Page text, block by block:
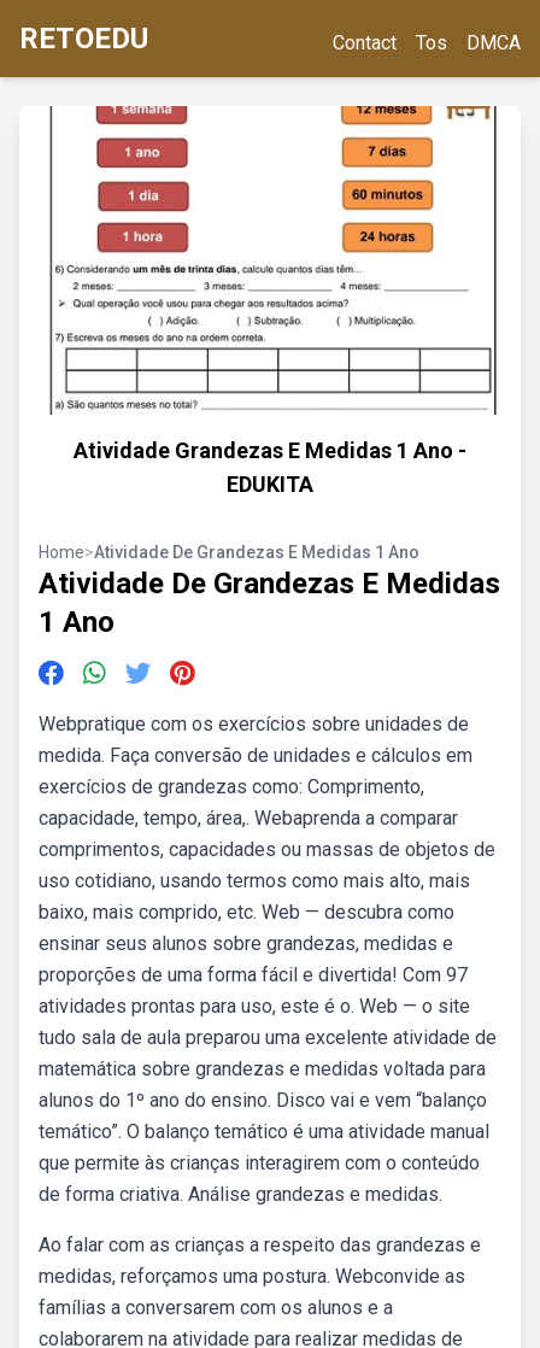
RETOEDU Contact Tos DMCA
Atividade Grandezas E Medidas 1 Ano -
EDUKITA
Home>Atividade De Grandezas E Medidas 1 Ano
Atividade De Grandezas E Medidas
1 Ano
Webpratique com os exercícios sobre unidades de
medida. Faça conversão de unidades e cálculos em
exercícios de grandezas como: Comprimento,
capacidade, tempo, área,. Webaprenda a comparar
comprimentos, capacidades ou massas de objetos de
uso cotidiano, usando termos como mais alto, mais
baixo, mais comprido, etc. Web — descubra como
ensinar seus alunos sobre grandezas, medidas e
proporções de uma forma fácil e divertida! Com 97
atividades prontas para uso, este é o. Web — o site
tudo sala de aula preparou uma excelente atividade de
matemática sobre grandezas e medidas voltada para
alunos do 1º ano do ensino. Disco vai e vem “balanço
temático”. O balanço temático é uma atividade manual
que permite às crianças interagirem com o conteúdo
de forma criativa. Análise grandezas e medidas.
Ao falar com as crianças a respeito das grandezas e
medidas, reforçamos uma postura. Webconvide as
famílias a conversarem com os alunos e a
colaborarem na atividade para realizar medidas de